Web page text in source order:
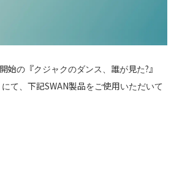
始の『クジャクのダンス、誰が見た?』
にて、下記SWAN製品をご使用いただいて